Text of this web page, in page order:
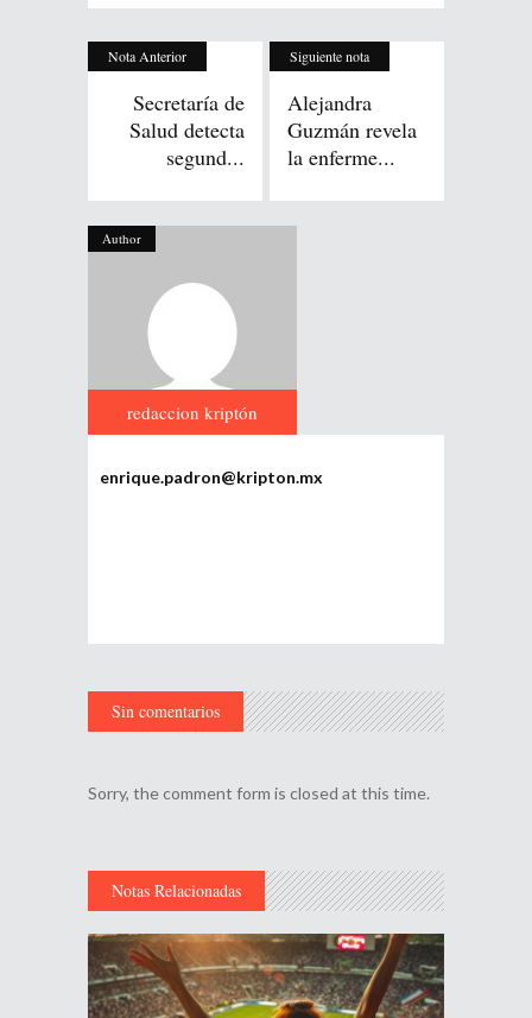
Nota Anterior
Secretaría de
Salud detecta
segund...
Siguiente nota
Alejandra
Guzmán revela
la enferme...
Author
redaccion kriptón
enrique.padron@kripton.mx
Sin comentarios
Sorry, the comment form is closed at this time.
Notas Relacionadas